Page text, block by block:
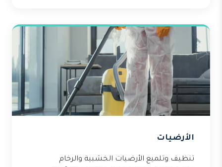
الأرضيات
تنظيف وتلميع الأرضيات الخشبية والرخام